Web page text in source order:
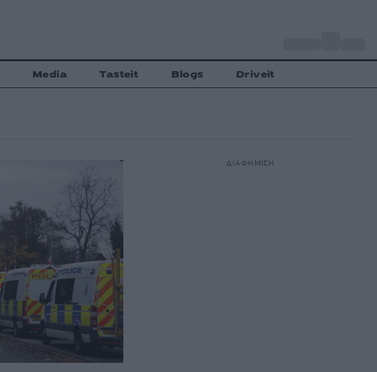
Media Tasteit Blogs Driveit
ΔΙΑΦΗΜΙΣΗ